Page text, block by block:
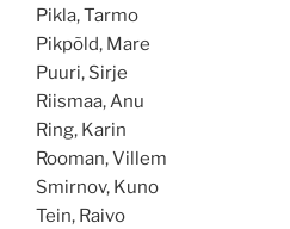
Pikla, Tarmo
Pikpõld, Mare
Puuri, Sirje
Riismaa, Anu
Ring, Karin
Rooman, Villem
Smirnov, Kuno
Tein, Raivo